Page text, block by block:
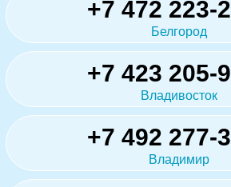
+7 472 223-
Белгород
+7 423 205-
Владивосток
+7 492 277-
Владимир